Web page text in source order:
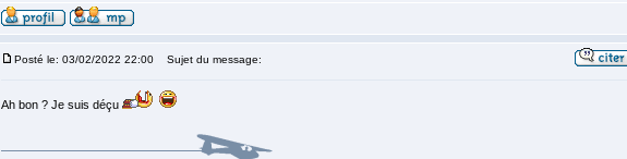
Posté le: 03/02/2022 22:00 Sujet du message:
Ah bon ? Je suis déçu